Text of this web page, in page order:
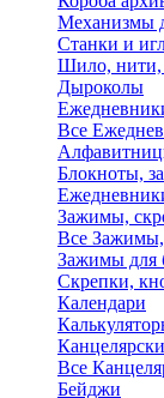
Механизмы
Станки и
Шило, нити,
Дыроколы
Все
Блокноты,
Зажимы,
Все Зажимы,
Зажимы для
Скрепки,
Календари
Все
Бейджи